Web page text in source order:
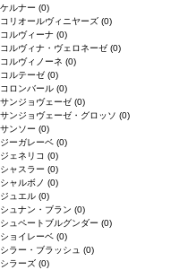
ケルナー (0)
コリオールヴィニヤーズ (0)
コルヴィーナ (0)
コルヴィナ・ヴェロネーゼ (0)
コルヴィノーネ (0)
コルテーゼ (0)
コロンバール (0)
サンジョヴェーゼ (0)
サンジョヴェーゼ・グロッソ (0)
サンソー (0)
ジーガレーベ (0)
ジェネリコ (0)
シャスラー (0)
シャルボノ (0)
ジュエル (0)
シュナン・ブラン (0)
シュペートブルグンダー (0)
ショイレーベ (0)
シラー・ブラッシュ (0)
シラーズ (0)